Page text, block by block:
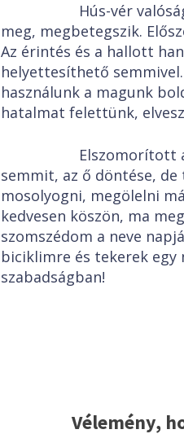
Hús-vér
meg, megbetegszik.
Az érintés és a hallott
helyettesíthető
használunk a magunk
hatalmat felettünk,
Elszomorított a
semmit, az ő döntése,
mosolyogni, megölelni
kedvesen köszön, ma
szomszédom a neve
biciklimre és tekerek egy
szabadságban!
Vélemény,